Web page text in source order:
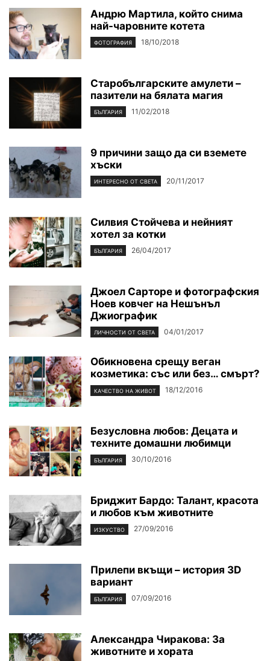
Андрю Мартила, който снима
най-чаровните котета
ФОТОГРАФИЯ 18/10/2018
Старобългарските амулети –
пазители на бялата магия
БЪЛГАРИЯ 11/02/2018
9 причини защо да си вземете
хъски
ИНТЕРЕСНО ОТ СВЕТА 20/11/2017
Силвия Стойчева и нейният
хотел за котки
БЪЛГАРИЯ 26/04/2017
Джоел Сарторе и фотографския
Ноев ковчег на Нешънъл
Джиографик
ЛИЧНОСТИ ОТ СВЕТА 04/01/2017
Обикновена срещу веган
козметика: със или без… смърт?
КАЧЕСТВО НА ЖИВОТ 18/12/2016
Безусловна любов: Децата и
техните домашни любимци
БЪЛГАРИЯ 30/10/2016
Бриджит Бардо: Талант, красота
и любов към животните
ИЗКУСТВО 27/09/2016
Прилепи вкъщи – история 3D
вариант
БЪЛГАРИЯ 07/09/2016
Александра Чиракова: За
животните и хората